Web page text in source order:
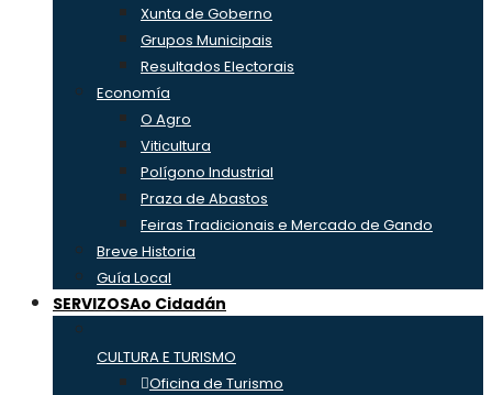
Xunta de Goberno
Grupos Municipais
Resultados Electorais
Economía
O Agro
Viticultura
Polígono Industrial
Praza de Abastos
Feiras Tradicionais e Mercado de Gando
Breve Historia
Guía Local
SERVIZOSAo Cidadán
CULTURA E TURISMO
Oficina de Turismo